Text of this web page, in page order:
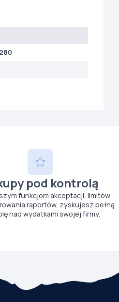
pod kontrolą
funkcjom akceptacji, limitów
raportów, zyskujesz pełną
nad wydatkami swojej firmy.